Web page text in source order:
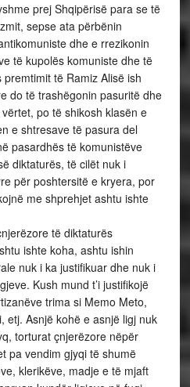
prej Shqipërisë para se të
sepse ata përbënin
dhe e rrezikonin
të kupolës komuniste dhe të
të Ramiz Alisë ish
do të trashëgonin pasuritë dhe
po të shikosh klasën e
e shtresave të pasura del
pasardhës të komunistëve
diktaturës, të cilët nuk i
për poshtersitë e kryera, por
me shprehjet ashtu ishte
të diktaturës
ishte koha, ashtu ishin
nuk i ka justifikuar dhe nuk i
Kush mund t’i justifikojë
trima si Memo Meto,
etj. Asnjë kohë e asnjë ligj nuk
torturat çnjerëzore nëpër
pa vendim gjyqi të shumë
klerikëve, madje e të mjaft